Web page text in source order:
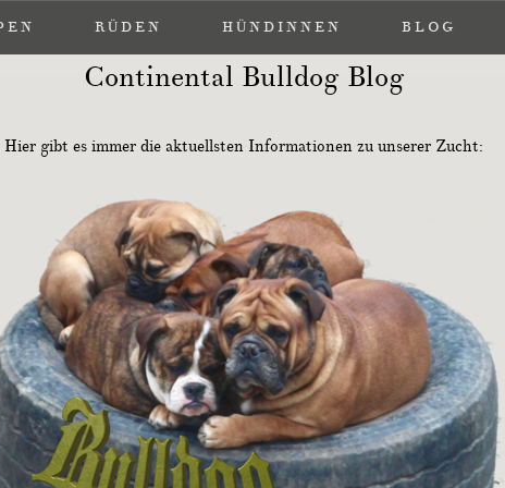
RÜDEN HÜNDINNEN BLOG
RÜDEN HÜNDINNEN BLOG
Continental Bulldog Blog
Hier gibt es immer die aktuellsten Informationen zu unserer Zucht: